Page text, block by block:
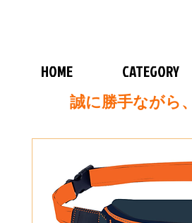
HOME CATEGORY
誠に勝手ながら